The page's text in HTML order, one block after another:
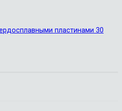
пластинами 30